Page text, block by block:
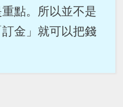
點。所以並不是
金」就可以把錢